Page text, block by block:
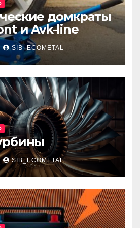
домкраты
и Avk-line
SIB_ECOMETAL
SIB_ECOMETAL